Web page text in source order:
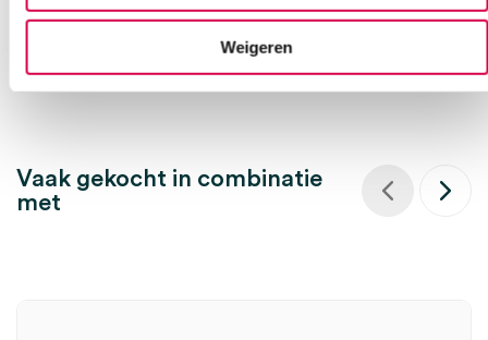
Weigeren
3 tot 5 werkdagen
1,813.79incl. BTW
Vaak gekocht in combinatie
met